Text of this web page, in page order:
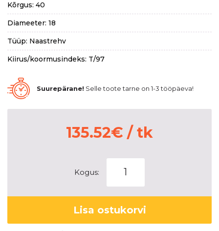
Kõrgus: 40
Diameeter: 18
Tüüp: Naastrehv
Kiirus/koormusindeks: T/97
Suurepärane! Selle toote tarne on 1-3 tööpäeva!
135.52€ / tk
Kogus:
PREMITRA
ICE
kogus
Lisa ostukorvi